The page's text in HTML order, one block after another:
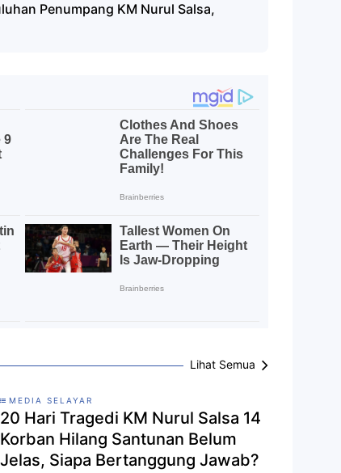
Penumpang KM Nurul Salsa,
Lihat Semua
MEDIA SELAYAR
20 Hari Tragedi KM Nurul Salsa 14
Korban Hilang Santunan Belum
Jelas, Siapa Bertanggung Jawab?